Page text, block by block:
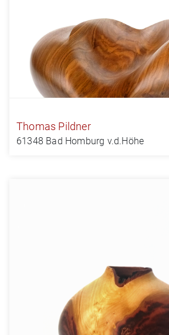
Thomas Pildner
61348 Bad Homburg v.d.Höhe